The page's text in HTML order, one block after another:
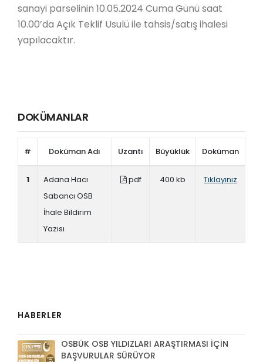
sanayi parselinin 10.05.2024 Cuma Günü saat
10.00’da Açık Teklif Usulü ile tahsis/satış ihalesi
yapılacaktır.
DOKÜMANLAR
# Doküman Adı Uzantı Büyüklük Doküman
1
Adana Hacı
Sabancı OSB
İhale Bildirim
Yazısı
pdf 400 kb Tıklayınız
HABERLER
OSBÜK OSB YILDIZLARI ARAŞTIRMASI İÇİN
BAŞVURULAR SÜRÜYOR